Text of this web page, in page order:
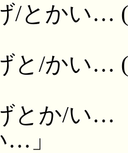
/とかい…
と/かい…
とか/い…
…」